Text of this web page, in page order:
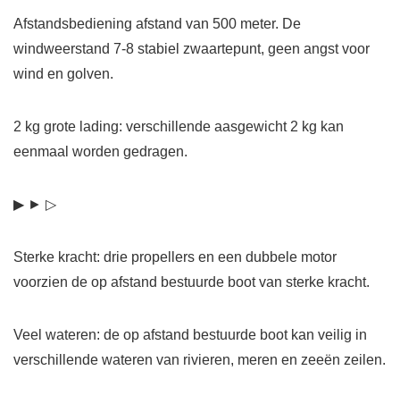
Afstandsbediening afstand van 500 meter. De
windweerstand 7-8 stabiel zwaartepunt, geen angst voor
wind en golven.
2 kg grote lading: verschillende aasgewicht 2 kg kan
eenmaal worden gedragen.
▶ ► ▷
Sterke kracht: drie propellers en een dubbele motor
voorzien de op afstand bestuurde boot van sterke kracht.
Veel wateren: de op afstand bestuurde boot kan veilig in
verschillende wateren van rivieren, meren en zeeën zeilen.